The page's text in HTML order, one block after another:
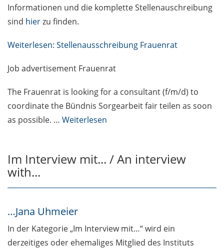
Informationen und die komplette Stellenauschreibung
sind hierzu finden.
Weiterlesen: Stellenausschreibung Frauenrat
Job advertisement Frauenrat
The Frauenrat is looking for a consultant (f/m/d) to
coordinate the Bündnis Sorgearbeit fair teilen as soon
as possible. … Weiterlesen
Im Interview mit... / An interview
with...
…Jana Uhmeier
In der Kategorie „Im Interview mit…“ wird ein
derzeitiges oder ehemaliges Mitglied des Instituts